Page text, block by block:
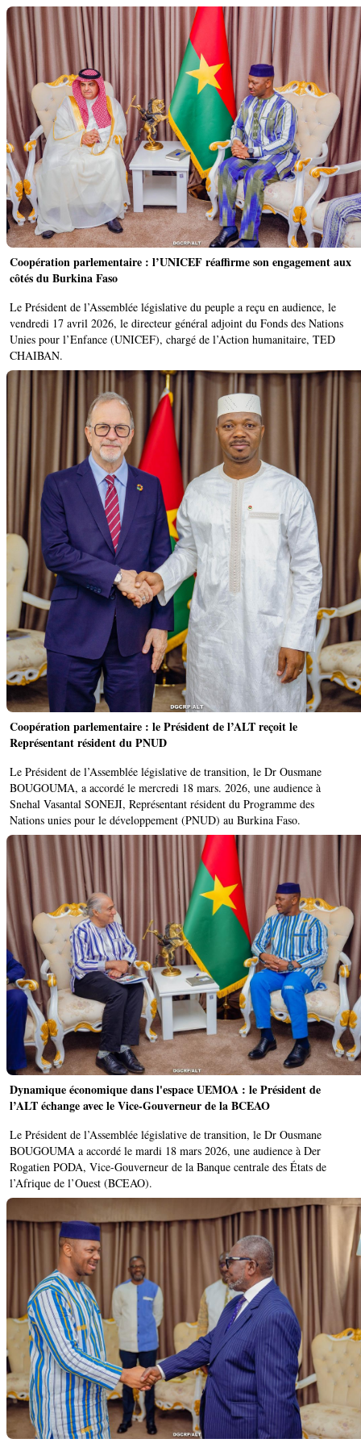
Coopération parlementaire : l’UNICEF réaffirme son engagement aux
côtés du Burkina Faso
Le Président de l’Assemblée législative du peuple a reçu en audience, le
vendredi 17 avril 2026, le directeur général adjoint du Fonds des Nations
Unies pour l’Enfance (UNICEF), chargé de l’Action humanitaire, TED
CHAIBAN.
Coopération parlementaire : le Président de l’ALT reçoit le
Représentant résident du PNUD
Le Président de l’Assemblée législative de transition, le Dr Ousmane
BOUGOUMA, a accordé le mercredi 18 mars. 2026, une audience à
Snehal Vasantal SONEJI, Représentant résident du Programme des
Nations unies pour le développement (PNUD) au Burkina Faso.
Dynamique économique dans l'espace UEMOA : le Président de
l’ALT échange avec le Vice-Gouverneur de la BCEAO
Le Président de l’Assemblée législative de transition, le Dr Ousmane
BOUGOUMA a accordé le mardi 18 mars 2026, une audience à Der
Rogatien PODA, Vice-Gouverneur de la Banque centrale des États de
l’Afrique de l’Ouest (BCEAO).